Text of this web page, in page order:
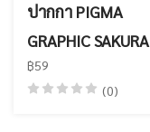
ปากกา PIGMA
GRAPHIC SAKURA
฿59
(0)